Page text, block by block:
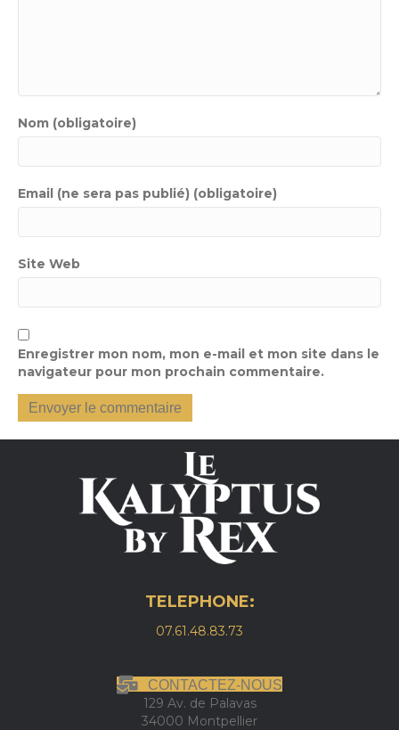
Nom (obligatoire)
Email (ne sera pas publié) (obligatoire)
Site Web
Enregistrer mon nom, mon e-mail et mon site dans le
navigateur pour mon prochain commentaire.
TELEPHONE:
07.61.48.83.73
CONTACTEZ-NOUS
129 Av. de Palavas
34000 Montpellier